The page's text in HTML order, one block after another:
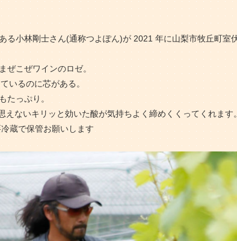
る小林剛士さん(通称つよぽん)が 2021 年に山梨市牧丘町室
ぜこぜワインのロゼ。
いるのに芯がある。
たっぷり。
ないキリッと効いた酸が気持ちよく締めくくってくれます
蔵で保管お願いします